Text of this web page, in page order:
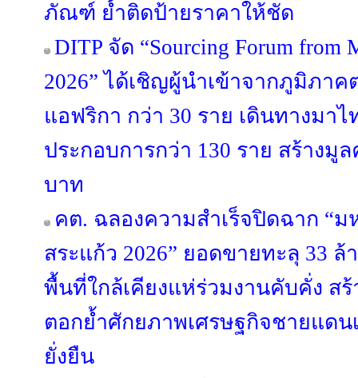
ภัณฑ์ ย้ำติดป้ายราคาให้ชัด
DITP จัด “Sourcing Forum from
2026” ได้เชิญผู้นำเข้าจากภูมิภาค
แอฟริกา กว่า 30 ราย เดินทางมา
ประกอบการกว่า 130 ราย สร้างมู
บาท
คต. ฉลองความสำเร็จปิดฉาก “
สระแก้ว 2026” ยอดขายทะลุ 33
พื้นที่ใกล้เคียงแห่ร่วมงานคับคั่ง ส
ตอกย้ำศักยภาพเศรษฐกิจชายแดน
ยั่งยืน